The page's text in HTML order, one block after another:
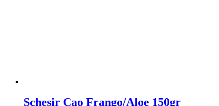
Schesir Cao Frango/Aloe 150gr